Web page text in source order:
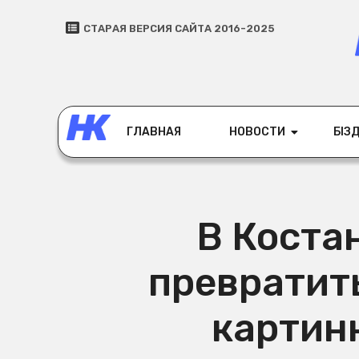
СТАРАЯ ВЕРСИЯ САЙТА 2016-2025
ГЛАВНАЯ НОВОСТИ
В